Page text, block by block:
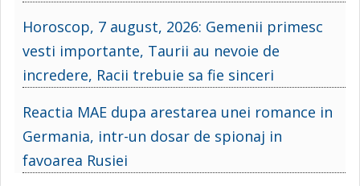
Horoscop, 7 august, 2026: Gemenii primesc
vesti importante, Taurii au nevoie de
incredere, Racii trebuie sa fie sinceri
Reactia MAE dupa arestarea unei romance in
Germania, intr-un dosar de spionaj in
favoarea Rusiei